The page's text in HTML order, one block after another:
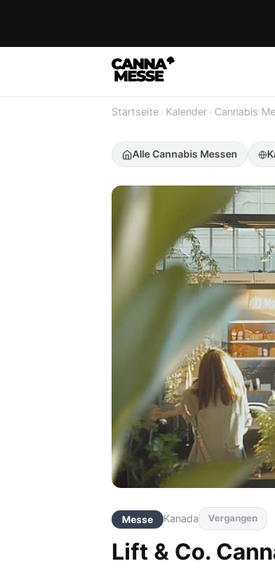
Startseite › Kalender › Cannabis
Alle Cannabis Messen
Messe Kanada Vergangen
Lift & Co.